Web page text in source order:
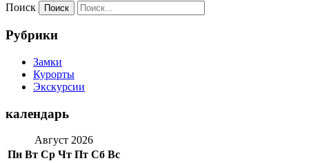
Поиск
Рубрики
Замки
Курорты
Экскурсии
календарь
Август 2026
Пн Вт Ср Чт Пт Сб Вс